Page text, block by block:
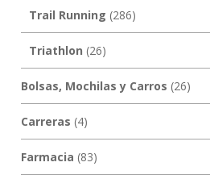
Trail Running (286)
Triathlon (26)
Bolsas, Mochilas y Carros (26)
Carreras (4)
Farmacia (83)